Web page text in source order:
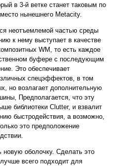
в 3-й ветке станет таковым по
нынешнего Metacity.
неотъемлемой частью среды
к нему выступает в качестве
WM, то есть каждое
буфере с последующим
Это обеспечивает
спецэффектов, в том
но возлагает дополнительную
Предполагается, что эту
библиотеки Clutter, и взвалит
быстродействия, а возможно,
это предположение
новую оболочку. Сделать это
всего подходит для